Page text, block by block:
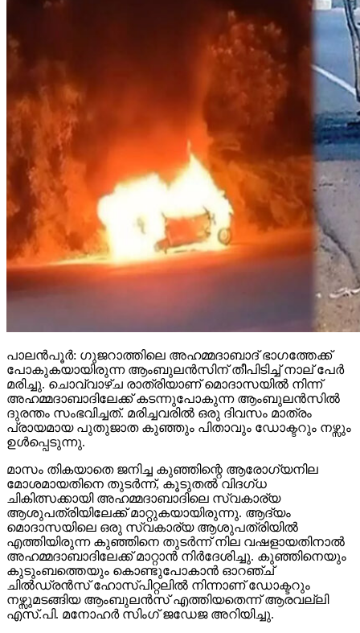
പാലന്‍പൂര്‍: ഗുജറാത്തിലെ അഹമ്മദാബാദ് ഭാഗത്തേക്ക്
പോകുകയായിരുന്ന ആംബുലന്‍സിന് തീപിടിച്ച് നാല് പേര്‍
മരിച്ചു. ചൊവ്വാഴ്ച രാത്രിയാണ് മൊദാസയില്‍ നിന്ന്
അഹമ്മദാബാദിലേക്ക് കടന്നുപോകുന്ന ആംബുലന്‍സില്‍
ദുരന്തം സംഭവിച്ചത്. മരിച്ചവരില്‍ ഒരു ദിവസം മാത്രം
പ്രായമായ പുതുജാത കുഞ്ഞും പിതാവും ഡോക്ടറും നഴ്സും
ഉള്‍പ്പെടുന്നു.
മാസം തികയാതെ ജനിച്ച കുഞ്ഞിന്റെ ആരോഗ്യനില
മോശമായതിനെ തുടര്‍ന്ന്, കൂടുതല്‍ വിദഗ്ധ
ചികിത്സക്കായി അഹമ്മദാബാദിലെ സ്വകാര്യ
ആശുപത്രിയിലേക്ക് മാറ്റുകയായിരുന്നു. ആദ്യം
മൊദാസയിലെ ഒരു സ്വകാര്യ ആശുപത്രിയില്‍
എത്തിയിരുന്ന കുഞ്ഞിനെ തുടര്‍ന്ന് നില വഷളായതിനാല്‍
അഹമ്മദാബാദിലേക്ക് മാറ്റാന്‍ നിര്‍ദേശിച്ചു. കുഞ്ഞിനെയും
കുടുംബത്തെയും കൊണ്ടുപോകാന്‍ ഓറഞ്ച്
ചില്‍ഡ്രന്‍സ് ഹോസ്പിറ്റലില്‍ നിന്നാണ് ഡോക്ടറും
നഴ്സുമടങ്ങിയ ആംബുലന്‍സ് എത്തിയതെന്ന് ആരവല്ലി
എസ്.പി. മനോഹര്‍ സിംഗ് ജഡേജ അറിയിച്ചു.